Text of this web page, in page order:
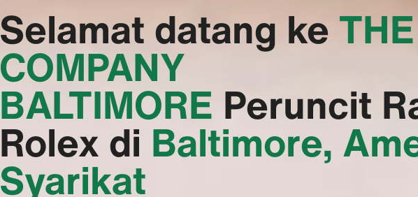
Selamat datang ke
COMPANY
BALTIMORE‬ Peruncit
Rolex di Baltimore,
Syarikat